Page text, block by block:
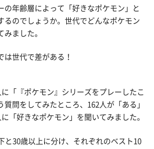
の年齢層によって「好きなポケモン」と
るのでしょうか。世代でどんなポケモン
みました。
は世代で差がある！
「『ポケモン』シリーズをプレーしたこ
質問をしてみたところ、162人が「ある」
「好きなポケモン」を聞いてみました。
と30歳以上に分け、それぞれのベスト10